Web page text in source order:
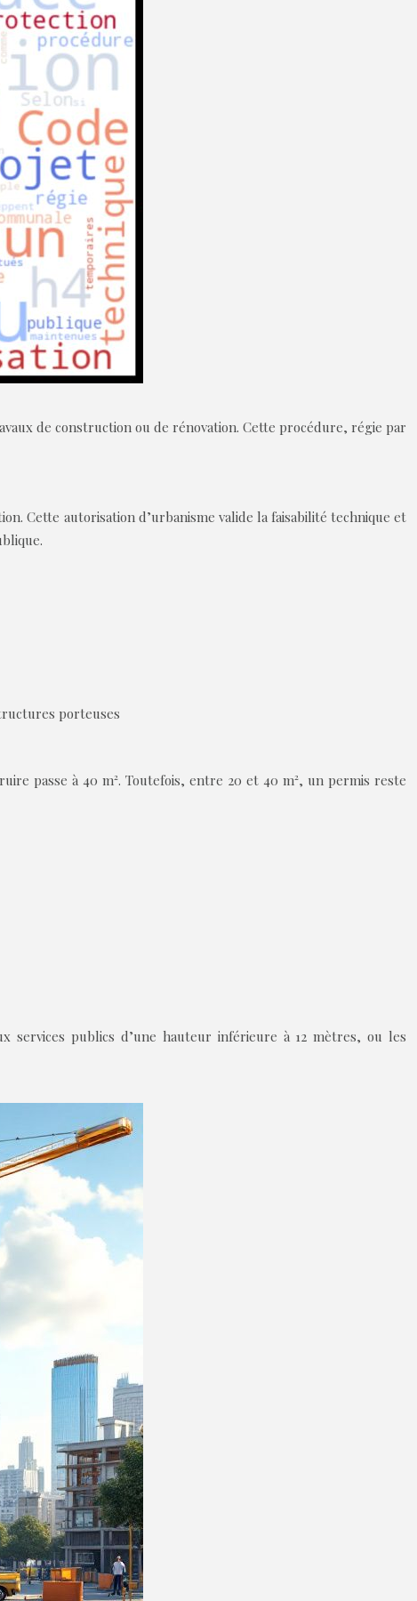
de construction ou de rénovation. Cette procédure, régie par
Cette autorisation d’urbanisme valide la faisabilité technique et
porteuses
passe à 40 m². Toutefois, entre 20 et 40 m², un permis reste
services publics d’une hauteur inférieure à 12 mètres, ou les